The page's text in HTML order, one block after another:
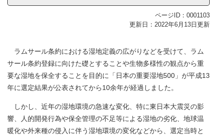
ページID：0001103
更新日：2022年6月13日更新
ラムサール条約における湿地定義の広がりなどを受けて、ラム
サール条約登録に向けた礎とすることや生物多様性の観点から重
要な湿地を保全することを目的に「日本の重要湿地500」が平成13
年に選定結果が公表されてから10余年が経過しました。
しかし、近年の湿地環境の急速な変化、特に東日本大震災の影
響、人的開発行為や保全管理の不足等による湿地の劣化、地球温
暖化や外来種の侵入に伴う湿地環境の変化などから、選定当時と